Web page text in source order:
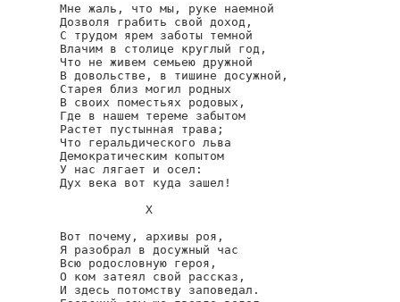
Мне жаль, что мы, руке наемной
Дозволя грабить свой доход,
С трудом ярем заботы темной
Влачим в столице круглый год,
Что не живем семьею дружной
В довольстве, в тишине досужной,
Старея близ могил родных
В своих поместьях родовых,
Где в нашем тереме забытом
Растет пустынная трава;
Что геральдического льва
Демократическим копытом
У нас лягает и осел:
Дух века вот куда зашел!
            Х
Вот почему, архивы роя,
Я разобрал в досужный час
Всю родословную героя,
О ком затеял свой рассказ,
И здесь потомству заповедал.